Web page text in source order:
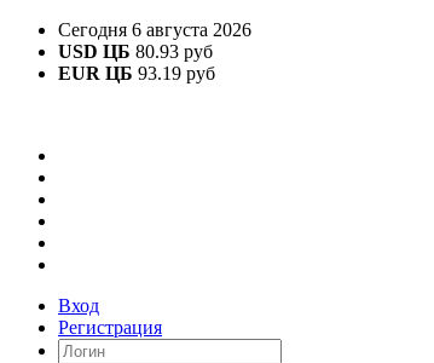
Сегодня 6 августа 2026
USD ЦБ 80.93 руб
EUR ЦБ 93.19 руб
Вход
Регистрация